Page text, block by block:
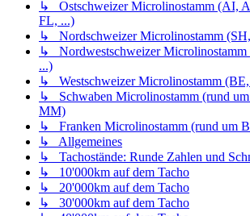
↳ Ostschweizer Microlinostamm (AI,
FL, ...)
↳ Nordschweizer Microlinostamm
↳ Nordwestschweizer
...)
↳ Westschweizer Microlinostamm
↳ Schwaben Microlinostamm (rund
MM)
↳ Franken Microlinostamm (rund um
↳ Allgemeines
↳ Tachostände: Runde Zahlen und
↳ 10'000km auf dem Tacho
↳ 20'000km auf dem Tacho
↳ 30'000km auf dem Tacho